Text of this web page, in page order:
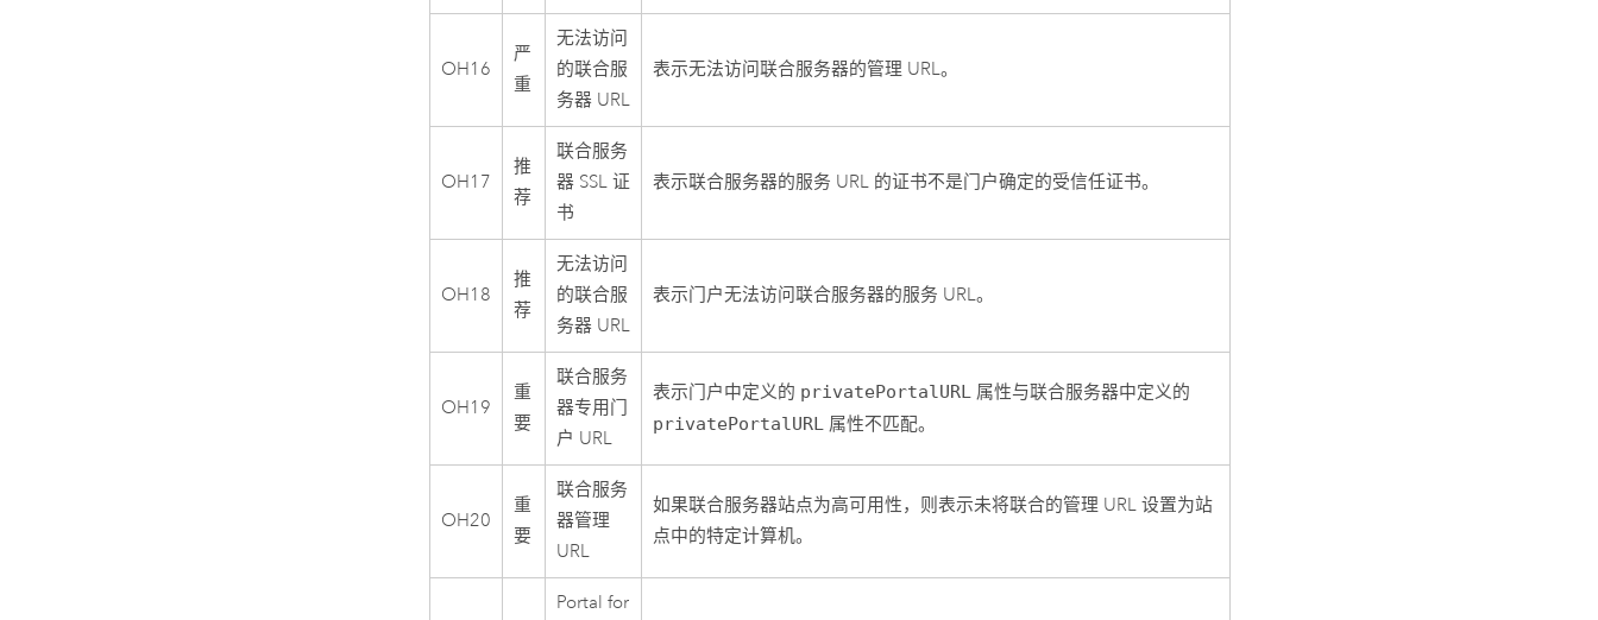
OH16
严
重
无法访问
的联合服
务器 URL
表示无法访问联合服务器的管理 URL。
OH17
推
荐
联合服务
器 SSL 证
书
表示联合服务器的服务 URL 的证书不是门户确定的受信任证书。
OH18
推
荐
无法访问
的联合服
务器 URL
表示门户无法访问联合服务器的服务 URL。
OH19
重
要
联合服务
器专用门
户 URL
表示门户中定义的 privatePortalURL 属性与联合服务器中定义的
privatePortalURL 属性不匹配。
OH20
重
要
联合服务
器管理
URL
如果联合服务器站点为高可用性，则表示未将联合的管理 URL 设置为站
点中的特定计算机。
Portal for